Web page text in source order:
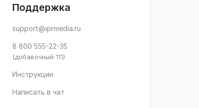
Поддержка
support@iprmedia.ru
8 800 555-22-35
(добавочный 111)
Инструкции
Написать в чат